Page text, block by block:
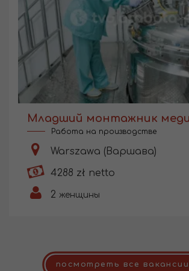
Работа на производстве
Warszawa (Варшава)
4288 zł netto
2 женщины
посмотреть все вакансии